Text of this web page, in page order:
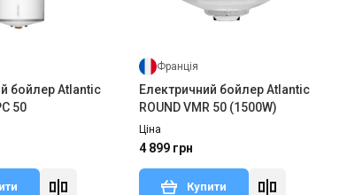
бойлер Atlantic
50
Франція
Електричний бойлер Atlantic
ROUND VMR 50 (1500W)
Ціна
4 899 грн
Купити